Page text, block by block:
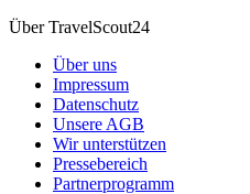
Über TravelScout24
Über uns
Impressum
Datenschutz
Unsere AGB
Wir unterstützen
Pressebereich
Partnerprogramm